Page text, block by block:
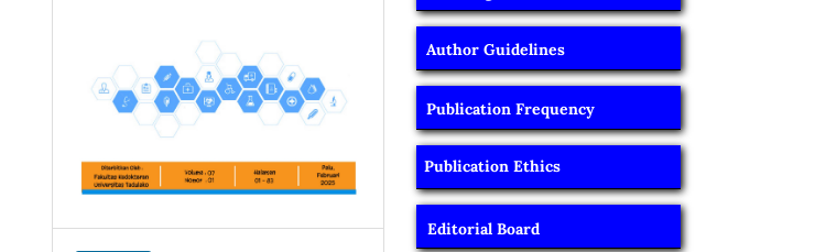
Author Guidelines
Publication Frequency
Publication Ethics
Editorial Board